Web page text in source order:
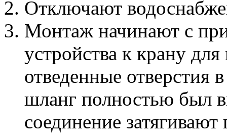
Отключают
Монтаж начинают с
устройства к крану
отведенные отверстия
шланг полностью был
соединение